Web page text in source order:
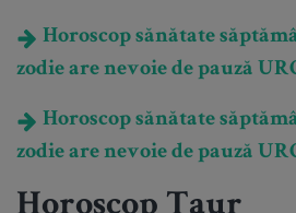
Horoscop sănătate
zodie are nevoie de pauză
Horoscop sănătate
zodie are nevoie de pauză